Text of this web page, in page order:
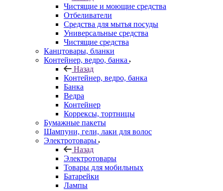
Чистящие и моющие средства
Отбеливатели
Средства для мытья посуды
Универсальные средства
Чистящие средства
Канцтовары, бланки
Контейнер, ведро, банка
Назад
Контейнер, ведро, банка
Банка
Ведра
Контейнер
Коррексы, тортницы
Бумажные пакеты
Шампуни, гели, лаки для волос
Электротовары
Назад
Электротовары
Товары для мобильных
Батарейки
Лампы